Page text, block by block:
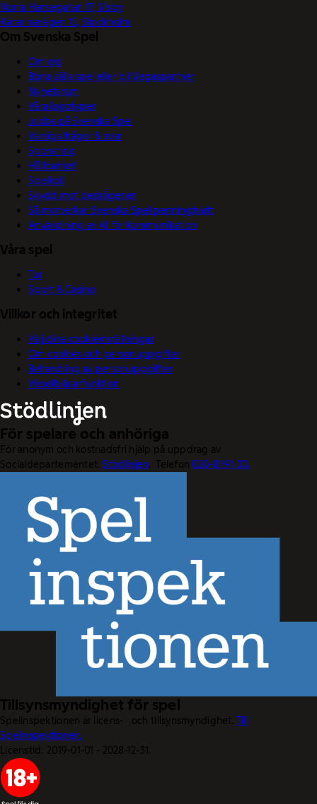
Norra Hansegatan 17, Visby
Katarinavägen 15, Stockholm
Om Svenska Spel
Om oss
Börja sälja spel eller bli Vegaspartner
Nyhetsrum
Våra logotyper
Jobba på Svenska Spel
Vanliga frågor & svar
Sponsring
Hållbarhet
Spelkoll
Skydd mot bedrägerier
Så motverkar Svenska Spel penningtvätt
Användning av AI för kommunikation
Våra spel
Tur
Sport & Casino
Villkor och integritet
Välj dina cookieinställningar
Om cookies och personuppgifter
Behandling av personuppgifter
Visselblåsarfunktion
För spelare och anhöriga
För anonym och kostnadsfri hjälp på uppdrag av
Socialdepartementet. Stödlinjen. Telefon020-81 91 00.
Tillsynsmyndighet för spel
Spelinspektionen är licens- och tillsynsmyndighet.Till
Spelinspektionen.
Licenstid: 2019-01-01 - 2028-12-31.